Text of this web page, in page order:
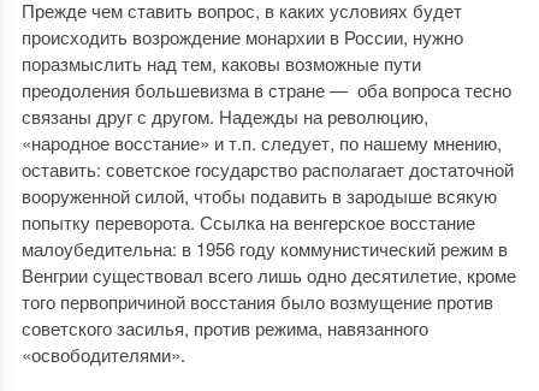
Прежде чем ставить вопрос, в каких условиях будет
происходить возрождение монархии в России, нужно
поразмыслить над тем, каковы возможные пути
преодоления большевизма в стране — оба вопроса тесно
связаны друг с другом. Надежды на революцию,
«народное восстание» и т.п. следует, по нашему мнению,
оставить: советское государство располагает достаточной
вооруженной силой, чтобы подавить в зародыше всякую
попытку переворота. Ссылка на венгерское восстание
малоубедительна: в 1956 году коммунистичес­кий режим в
Венгрии существовал всего лишь одно десятилетие, кроме
того первопричиной восстания было возмущение против
советского засилья, против режима, навязанного
«освободителями».